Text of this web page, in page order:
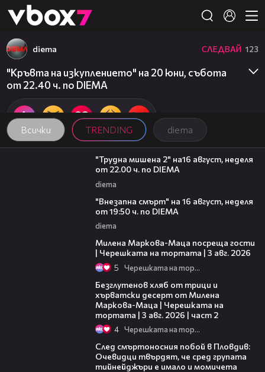
👾
Всички TRENDING diema
diema СЛЕДВАЙ 123
"Кръвта на изкуплението" на 20 юни, събота
от 22.40 ч. по DIEMA
00:31
"Трудна мишена 2" на16 август, неделя
от 22.00 ч. по DIEMA
diema
"Внезапна смърт" на 16 август, неделя
от 19:50 ч. по DIEMA
diema
Милена Маркова-Маца посреща гости
| Черешката на тортата | 3 авг. 2026
5 Черешката на тортата
Безглутенов хляб от трици и
хърватски десерт от Милена
Маркова-Маца | Черешката на
тортата | 3 авг. 2026 | част 2
4 Черешката на тортата
След смъртоносния побой в Пловдив:
Очевидци твърдят, че сред групата
тийнейджъри е имало и момичета